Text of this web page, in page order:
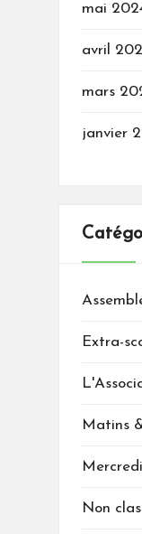
mai
avril
mars
janvier
Extra-
Matins
Non